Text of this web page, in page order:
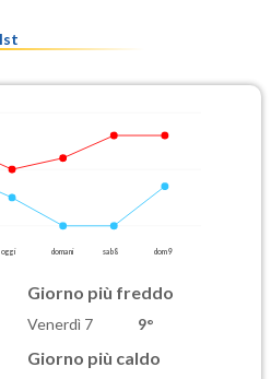
oggi domani sab 8 dom 9
Giorno più freddo
Venerdì 7 9°
Giorno più caldo